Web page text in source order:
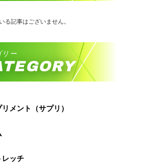
る記事はございません。
リー
メント（サプリ）
レッチ